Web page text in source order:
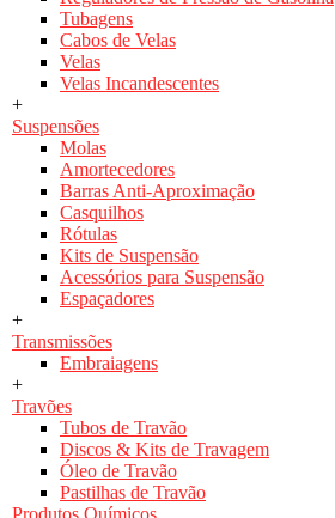
Tubagens
Cabos de Velas
Velas
Velas Incandescentes
+
Suspensões
Molas
Amortecedores
Barras Anti-Aproximação
Casquilhos
Rótulas
Kits de Suspensão
Acessórios para Suspensão
Espaçadores
+
Transmissões
Embraiagens
+
Travões
Tubos de Travão
Discos & Kits de Travagem
Óleo de Travão
Pastilhas de Travão